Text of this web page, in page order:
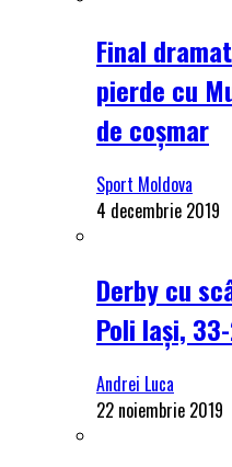
Final
pierde cu
de coșmar
Sport Moldova
4 decembrie 2019
Derby cu
Poli Iași,
Andrei Luca
22 noiembrie 2019